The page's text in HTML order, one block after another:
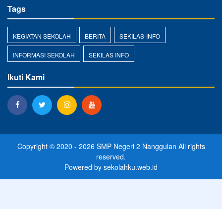
Tags
KEGIATAN SEKOLAH BERITA SEKILAS-INFO
INFORMASI SEKOLAH SEKILAS INFO
Ikuti Kami
Copyright © 2020 - 2026 SMP Negeri 2 Nanggulan All rights
reserved.
Powered by sekolahku.web.id